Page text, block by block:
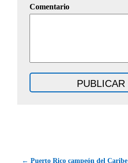
Comentario
← Puerto Rico campeón del Caribe